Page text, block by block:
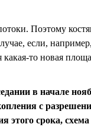
Поэтому
если,
то новая
в начале
с
этого срока, схема